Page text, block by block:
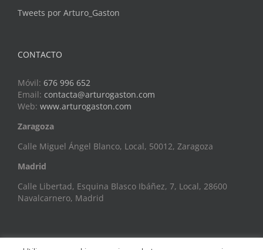
Tweets por Arturo_Gaston
CONTACTO
Móvil: 676 996 652
Email: contacta@arturogaston.com
Web: www.arturogaston.com
Zaragoza
Calle Miguel Ángel Blanco, Local, 50012, Zaragoza
Madrid
Calle Libertad, Esquina Blasco Ibáñez, 7, Local, 28600
Navalcarnero, Madrid